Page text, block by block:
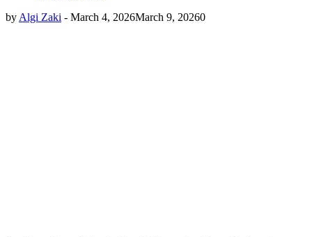
by Algi Zaki - March 4, 2026March 9, 20260